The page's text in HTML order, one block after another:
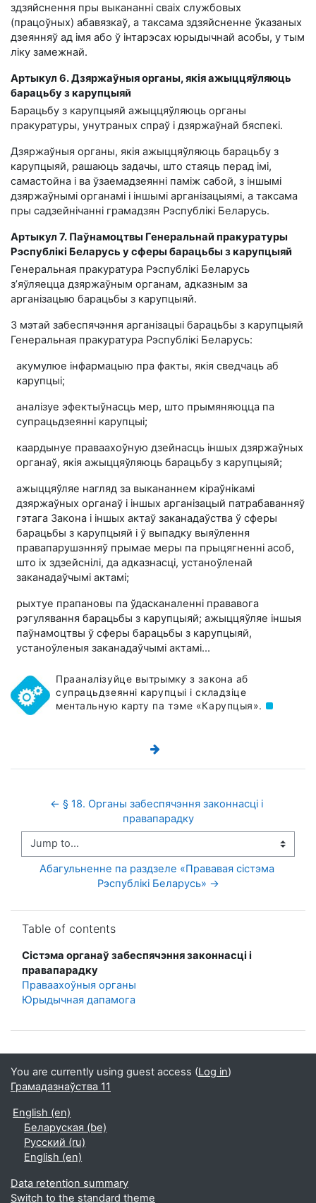
здзяйснення пры выкананні сваіх службовых
(працоўных) абавязкаў, а таксама здзяйсненне ўказаных
дзеянняў ад імя або ў інтарэсах юрыдычнай асобы, у тым
ліку замежнай.
Артыкул 6. Дзяржаўныя органы, якія ажыццяўляюць
барацьбу з карупцыяй
Барацьбу з карупцыяй ажыццяўляюць органы
пракуратуры, унутраных спраў і дзяржаўнай бяспекі.
Дзяржаўныя органы, якія ажыццяўляюць барацьбу з
карупцыяй, рашаюць задачы, што стаяць перад імі,
самастойна і ва ўзаемадзеянні паміж сабой, з іншымі
дзяржаўнымі органамі і іншымі арганізацыямі, а таксама
пры садзейнічанні грамадзян Рэспублікі Беларусь.
Артыкул 7. Паўнамоцтвы Генеральнай пракуратуры
Рэспублікі Беларусь у сферы барацьбы з карупцыяй
Генеральная пракуратура Рэспублікі Беларусь
з’яўляецца дзяржаўным органам, адказным за
арганізацыю барацьбы з карупцыяй.
З мэтай забеспячэння арганізацыі барацьбы з карупцыяй
Генеральная пракуратура Рэспублікі Беларусь:
акумулюе інфармацыю пра факты, якія сведчаць аб
карупцыі;
аналізуе эфектыўнасць мер, што прымяняюцца па
супрацьдзеянні карупцыі;
каардынуе праваахоўную дзейнасць іншых дзяржаўных
органаў, якія ажыццяўляюць барацьбу з карупцыяй;
ажыццяўляе нагляд за выкананнем кіраўнікамі
дзяржаўных органаў і іншых арганізацый патрабаванняў
гэтага Закона і іншых актаў заканадаўства ў сферы
барацьбы з карупцыяй і ў выпадку выяўлення
правапарушэнняў прымае меры па прыцягненні асоб,
што іх здзейснілі, да адказнасці, устаноўленай
заканадаўчымі актамі;
рыхтуе прапановы па ўдасканаленні прававога
рэгулявання барацьбы з карупцыяй; ажыццяўляе іншыя
паўнамоцтвы ў сферы барацьбы з карупцыяй,
устаноўленыя заканадаўчымі актамі…
Прааналізуйце вытрымку з закона аб
супрацьдзеянні карупцыі і складзіце
ментальную карту па тэме «Карупцыя».
← § 18. Органы забеспячэння законнасці і
правапарадку
Jump to...
Абагульненне па раздзеле «Прававая сістэма
Рэспублікі Беларусь» →
Table of contents
Сістэма органаў забеспячэння законнасці і
правапарадку
Праваахоўныя органы
Юрыдычная дапамога
You are currently using guest access (Log in)
Грамадазнаўства 11
English ‎(en)‎
Беларуская ‎(be)‎
Русский ‎(ru)‎
English ‎(en)‎
Data retention summary
Switch to the standard theme